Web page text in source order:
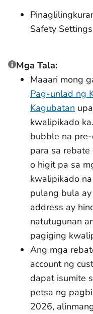
Safety
Mga Tala:
Maaari mong
Pag-unlad ng
Kagubatan
kwalipikado
bubble na
para sa
o higit pa sa
kwalipikado
pulang bula
address ay
natutugunan
pagiging
Ang mga
account ng
dapat isumite
petsa ng
2026,